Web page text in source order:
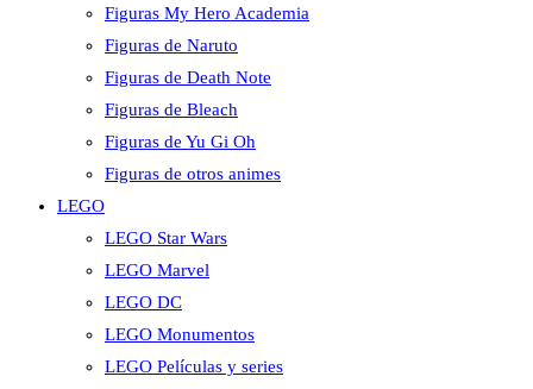
Figuras My Hero Academia
Figuras de Naruto
Figuras de Death Note
Figuras de Bleach
Figuras de Yu Gi Oh
Figuras de otros animes
LEGO
LEGO Star Wars
LEGO Marvel
LEGO DC
LEGO Monumentos
LEGO Películas y series